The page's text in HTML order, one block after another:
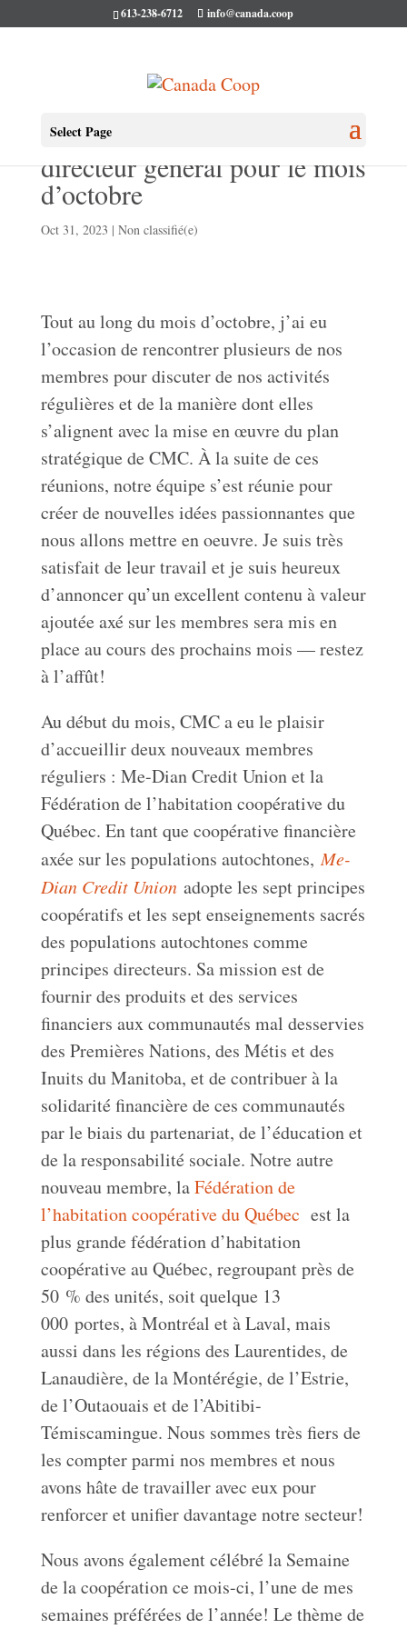
613-238-6712 info@canada.coop
Select Page
Un message de notre
directeur général pour le mois
d’octobre
Oct 31, 2023 | Non classifié(e)
Tout au long du mois d’octobre, j’ai eu
l’occasion de rencontrer plusieurs de nos
membres pour discuter de nos activités
régulières et de la manière dont elles
s’alignent avec la mise en œuvre du plan
stratégique de CMC. À la suite de ces
réunions, notre équipe s’est réunie pour
créer de nouvelles idées passionnantes que
nous allons mettre en oeuvre. Je suis très
satisfait de leur travail et je suis heureux
d’annoncer qu’un excellent contenu à valeur
ajoutée axé sur les membres sera mis en
place au cours des prochains mois — restez
à l’affût!
Au début du mois, CMC a eu le plaisir
d’accueillir deux nouveaux membres
réguliers : Me-Dian Credit Union et la
Fédération de l’habitation coopérative du
Québec. En tant que coopérative financière
axée sur les populations autochtones,Me-
Dian Credit Unionadopte les sept principes
coopératifs et les sept enseignements sacrés
des populations autochtones comme
principes directeurs. Sa mission est de
fournir des produits et des services
financiers aux communautés mal desservies
des Premières Nations, des Métis et des
Inuits du Manitoba, et de contribuer à la
solidarité financière de ces communautés
par le biais du partenariat, de l’éducation et
de la responsabilité sociale. Notre autre
nouveau membre, laFédération de
l’habitation coopérative du Québec est la
plus grande fédération d’habitation
coopérative au Québec, regroupant près de
50 % des unités, soit quelque 13
000 portes, à Montréal et à Laval, mais
aussi dans les régions des Laurentides, de
Lanaudière, de la Montérégie, de l’Estrie,
de l’Outaouais et de l’Abitibi-
Témiscamingue. Nous sommes très fiers de
les compter parmi nos membres et nous
avons hâte de travailler avec eux pour
renforcer et unifier davantage notre secteur!
Nous avons également célébré la Semaine
de la coopération ce mois-ci, l’une de mes
semaines préférées de l’année! Le thème de